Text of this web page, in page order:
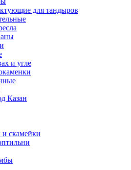
для тандыров
и угле
Казан
скамейки